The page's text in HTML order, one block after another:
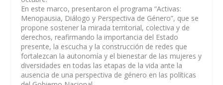
En este marco, presentaron el programa “Activas:
Menopausia, Diálogo y Perspectiva de Género”, que se
propone sostener la mirada territorial, colectiva y de
derechos, reafirmando la importancia del Estado
presente, la escucha y la construcción de redes que
fortalezcan la autonomía y el bienestar de las mujeres y
diversidades en todas las etapas de la vida ante la
ausencia de una perspectiva de género en las políticas